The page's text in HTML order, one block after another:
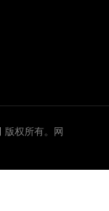
版权所有。
网